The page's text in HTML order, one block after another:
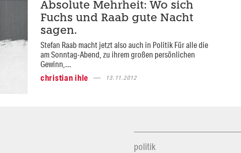
Absolute Mehrheit: Wo sich
Fuchs und Raab gute Nacht
sagen.
Stefan Raab macht jetzt also auch in Politik Für alle die
am Sonntag-Abend, zu ihrem großen persönlichen
Gewinn,...
christian ihle
13.11.2012
politik